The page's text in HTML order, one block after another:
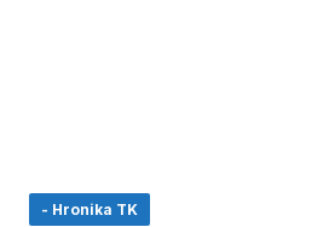
- Hronika TK